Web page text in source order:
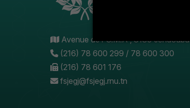
Avenue de l'U.M.A , 8189 Jendouba
(216) 78 600 299 / 78 600 300
(216) 78 601 176
fsjegj@fsjegj.rnu.tn